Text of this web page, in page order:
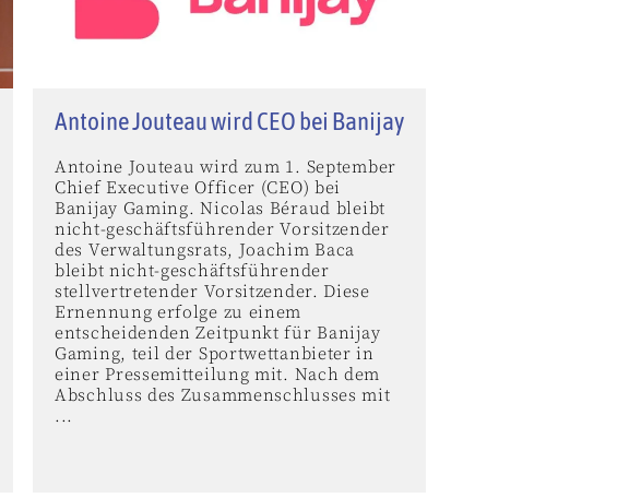
Antoine Jouteau wird CEO bei Banijay
Antoine Jouteau wird zum 1. September
Chief Executive Officer (CEO) bei
Banijay Gaming. Nicolas Béraud bleibt
nicht-geschäftsführender Vorsitzender
des Verwaltungsrats, Joachim Baca
bleibt nicht-geschäftsführender
stellvertretender Vorsitzender. Diese
Ernennung erfolge zu einem
entscheidenden Zeitpunkt für Banijay
Gaming, teil der Sportwettanbieter in
einer Pressemitteilung mit. Nach dem
Abschluss des Zusammenschlusses mit
...